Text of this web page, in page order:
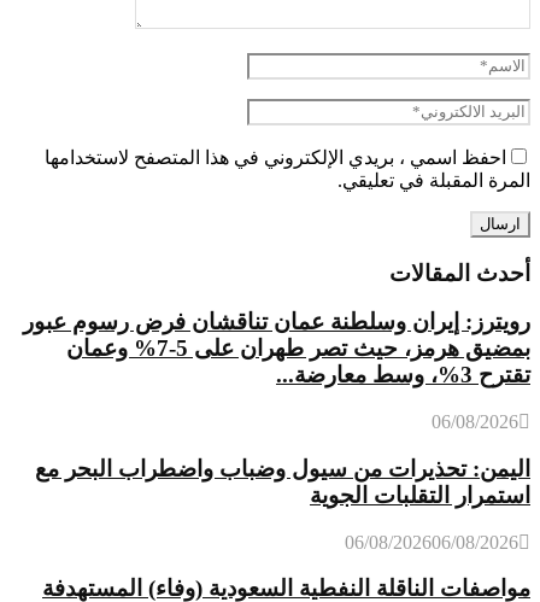
احفظ اسمي ، بريدي الإلكتروني في هذا المتصفح لاستخدامها
المرة المقبلة في تعليقي.
أحدث المقالات
رويترز: إيران وسلطنة عمان تناقشان فرض رسوم عبور
بمضيق هرمز، حيث تصر طهران على 5-7% وعمان
تقترح 3%، وسط معارضة...
06/08/2026
اليمن: تحذيرات من سيول وضباب واضطراب البحر مع
استمرار التقلبات الجوية
06/08/202606/08/2026
مواصفات الناقلة النفطية السعودية (وفاء) المستهدفة